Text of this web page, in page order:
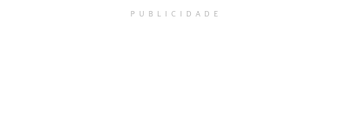
PUBLICIDADE